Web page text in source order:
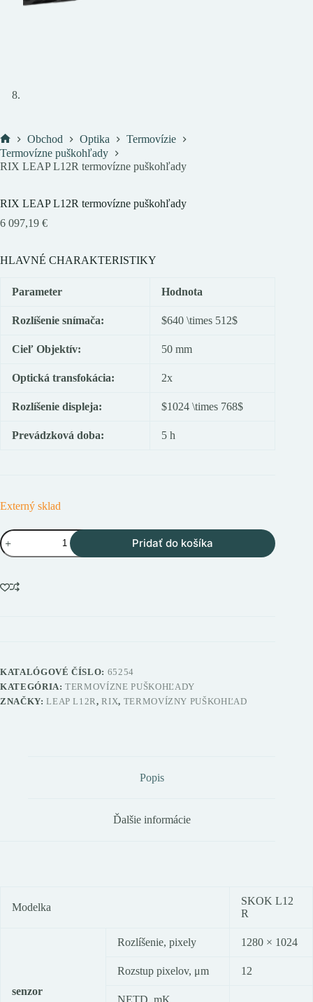
Domov
Obchod Optika
Termovízie
Termovízne puškohľady
RIX LEAP L12R termovízne puškohľady
RIX LEAP L12R termovízne puškohľady
6 097,19 €
HLAVNÉ CHARAKTERISTIKY
Parameter Hodnota
Rozlíšenie snímača: $640 \times 512$
Cieľ Objektív: 50 mm
Optická transfokácia: 2x
Rozlíšenie displeja: $1024 \times 768$
Prevádzková doba: 5 h
Externý sklad
množstvo
RIX
LEAP
termovízne
puškohľady
Pridať do košíka
KATALÓGOVÉ ČÍSLO: 65254
KATEGÓRIA:TERMOVÍZNE PUŠKOHĽADY
ZNAČKY:LEAP L12R,RIX, TERMOVÍZNY PUŠKOHĽAD
Popis
Ďalšie informácie
Modelka
SKOK L12
R
senzor
Rozlíšenie, pixely 1280 × 1024
Rozstup pixelov, μm 12
NETD, mK